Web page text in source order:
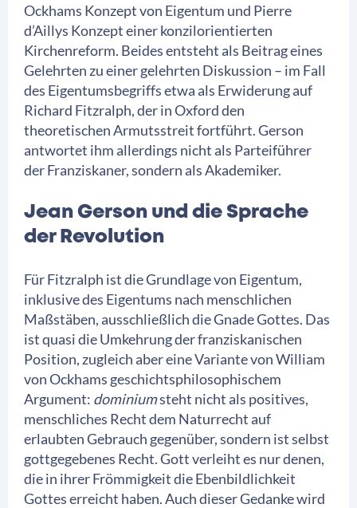
Ockhams Konzept von Eigentum und Pierre
d’Aillys Konzept einer konzilorientierten
Kirchenreform. Beides entsteht als Beitrag eines
Gelehrten zu einer gelehrten Diskussion – im Fall
des Eigentumsbegriffs etwa als Erwiderung auf
Richard Fitzralph, der in Oxford den
theoretischen Armutsstreit fortführt. Gerson
antwortet ihm allerdings nicht als Parteiführer
der Franziskaner, sondern als Akademiker.
Jean Gerson und die Sprache
der Revolution
Für Fitzralph ist die Grundlage von Eigentum,
inklusive des Eigentums nach menschlichen
Maßstäben, ausschließlich die Gnade Gottes. Das
ist quasi die Umkehrung der franziskanischen
Position, zugleich aber eine Variante von William
von Ockhams geschichtsphilosophischem
Argument: dominiumsteht nicht als positives,
menschliches Recht dem Naturrecht auf
erlaubten Gebrauch gegenüber, sondern ist selbst
gottgegebenes Recht. Gott verleiht es nur denen,
die in ihrer Frömmigkeit die Ebenbildlichkeit
Gottes erreicht haben. Auch dieser Gedanke wird